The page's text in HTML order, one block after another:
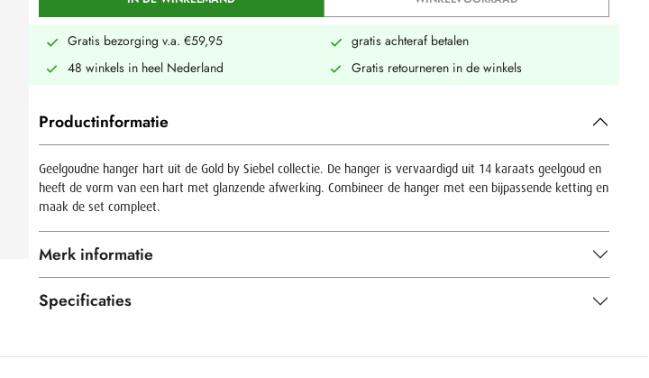
Gratis bezorging v.a. €59,95
gratis achteraf betalen
48 winkels in heel Nederland
Gratis retourneren in de winkels
Productinformatie
Geelgoudne hanger hart uit de Gold by Siebel collectie. De hanger is vervaardigd uit 14 karaats geelgoud en
heeft de vorm van een hart met glanzende afwerking. Combineer de hanger met een bijpassende ketting en
maak de set compleet.
Merk informatie
Specificaties